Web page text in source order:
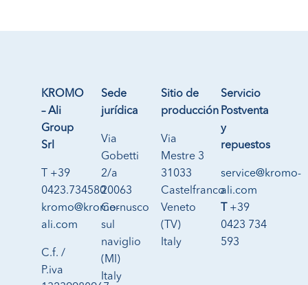
KROMO
– Ali
Group
Srl
T +39
0423.734580
kromo@kromo-
ali.com
C.f. /
P.iva
Sede
jurídica
Via
Gobetti
2/a
20063
Cernusco
sul
naviglio
(MI)
Italy
Sitio de
producción
Via
Mestre 3
31033
Castelfranco
Veneto
(TV)
Italy
Servicio
Postventa
y
repuestos
service@kromo-
ali.com
T +39
0423 734
593